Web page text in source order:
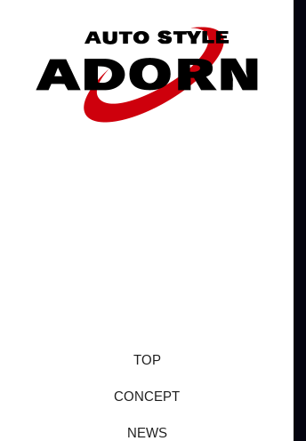
TOP
CONCEPT
NEWS